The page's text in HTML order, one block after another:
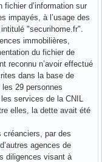
fichier d’information sur
impayés, à l’usage des
"securihome.fr".
immobilières,
du fichier de
reconnu n’avoir effectué
dans la base de
29 personnes
services de la CNIL
elles, la dette avait été
créanciers, par des
agences de
diligences visant à